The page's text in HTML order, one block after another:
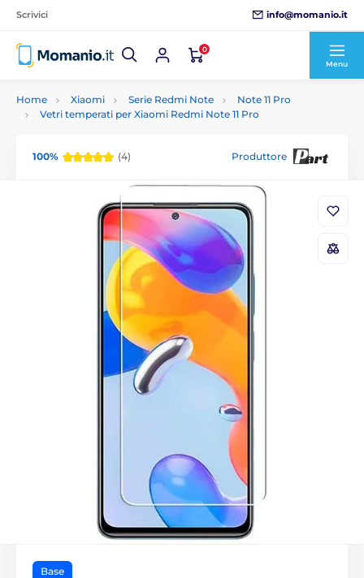
Scrivici info@momanio.it
0
Menu
Home Xiaomi Serie Redmi Note
Note 11 Pro
Vetri temperati per Xiaomi Redmi Note 11 Pro
100% (4) Produttore
Base